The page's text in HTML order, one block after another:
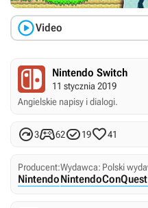
Video
Nintendo Switch
11 stycznia 2019
Angielskie napisy i dialogi.
3621941
Producent:
Nintendo
Wydawca:
Nintendo
Polski